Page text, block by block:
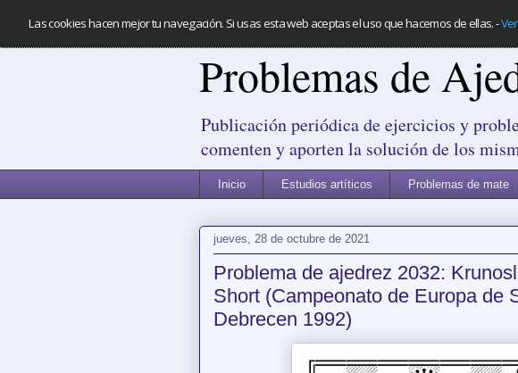
Las cookies hacen mejor tu navegación. Si usas esta web aceptas el uso que hacemos de ellas.-
Problemas de
Publicación periódica de ejercicios y
comenten y aporten la solución de los
Inicio Estudios artíticos Problemas de mate
jueves, 28 de octubre de 2021
Problema de ajedrez 2032:
Short (Campeonato de Europa de
Debrecen 1992)